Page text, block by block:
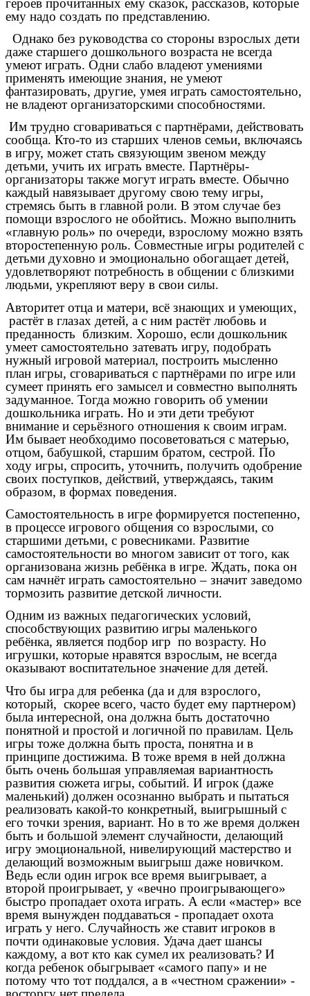
героев прочитанных ему сказок, рассказов, которые
ему надо создать по представлению.
Однако без руководства со стороны взрослых дети
даже старшего дошкольного возраста не всегда
умеют играть. Одни слабо владеют умениями
применять имеющие знания, не умеют
фантазировать, другие, умея играть самостоятельно,
не владеют организаторскими способностями.
Им трудно сговариваться с партнёрами, действовать
сообща. Кто-то из старших членов семьи, включаясь
в игру, может стать связующим звеном между
детьми, учить их играть вместе. Партнёры-
организаторы также могут играть вместе. Обычно
каждый навязывает другому свою тему игры,
стремясь быть в главной роли. В этом случае без
помощи взрослого не обойтись. Можно выполнить
«главную роль» по очереди, взрослому можно взять
второстепенную роль. Совместные игры родителей с
детьми духовно и эмоционально обогащает детей,
удовлетворяют потребность в общении с близкими
людьми, укрепляют веру в свои силы.
Авторитет отца и матери, всё знающих и умеющих,
растёт в глазах детей, а с ним растёт любовь и
преданность близким. Хорошо, если дошкольник
умеет самостоятельно затевать игру, подобрать
нужный игровой материал, построить мысленно
план игры, сговариваться с партнёрами по игре или
сумеет принять его замысел и совместно выполнять
задуманное. Тогда можно говорить об умении
дошкольника играть. Но и эти дети требуют
внимание и серьёзного отношения к своим играм.
Им бывает необходимо посоветоваться с матерью,
отцом, бабушкой, старшим братом, сестрой. По
ходу игры, спросить, уточнить, получить одобрение
своих поступков, действий, утверждаясь, таким
образом, в формах поведения.
Самостоятельность в игре формируется постепенно,
в процессе игрового общения со взрослыми, со
старшими детьми, с ровесниками. Развитие
самостоятельности во многом зависит от того, как
организована жизнь ребёнка в игре. Ждать, пока он
сам начнёт играть самостоятельно – значит заведомо
тормозить развитие детской личности.
Одним из важных педагогических условий,
способствующих развитию игры маленького
ребёнка, является подбор игр по возрасту. Но
игрушки, которые нравятся взрослым, не всегда
оказывают воспитательное значение для детей.
Что бы игра для ребенка (да и для взрослого,
который, скорее всего, часто будет ему партнером)
была интересной, она должна быть достаточно
понятной и простой и логичной по правилам. Цель
игры тоже должна быть проста, понятна и в
принципе достижима. В тоже время в ней должна
быть очень большая управляемая вариантность
развития сюжета игры, событий. И игрок (даже
маленький) должен осознанно выбрать и пытаться
реализовать какой-то конкретный, выигрышный с
его точки зрения, вариант. Но в то же время должен
быть и большой элемент случайности, делающий
игру эмоциональной, нивелирующий мастерство и
делающий возможным выигрыш даже новичком.
Ведь если один игрок все время выигрывает, а
второй проигрывает, у «вечно проигрывающего»
быстро пропадает охота играть. А если «мастер» все
время вынужден поддаваться - пропадает охота
играть у него. Случайность же ставит игроков в
почти одинаковые условия. Удача дает шансы
каждому, а вот кто как сумел их реализовать? И
когда ребенок обыгрывает «самого папу» и не
потому что тот поддался, а в «честном сражении» -